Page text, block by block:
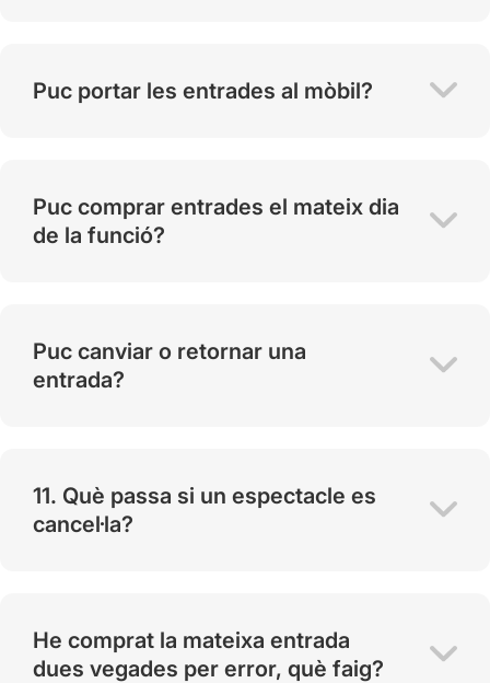
Puc portar les entrades al mòbil?
Puc comprar entrades el mateix dia
de la funció?
Puc canviar o retornar una
entrada?
11. Què passa si un espectacle es
cancel·la?
He comprat la mateixa entrada
dues vegades per error, què faig?